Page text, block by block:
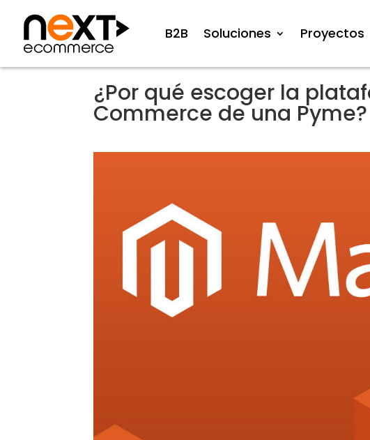
B2B Soluciones Proyectos
¿Por qué escoger la
Commerce de una Pyme?